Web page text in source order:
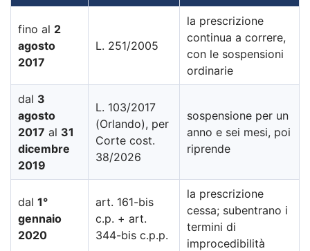
fino al 2
agosto
2017
L. 251/2005
la prescrizione
continua a correre,
con le sospensioni
ordinarie
dal 3
agosto
2017 al 31
dicembre
2019
L. 103/2017
(Orlando), per
Corte cost.
38/2026
sospensione per un
anno e sei mesi, poi
riprende
dal 1°
gennaio
2020
art. 161-bis
c.p. + art.
344-bis c.p.p.
la prescrizione
cessa; subentrano i
termini di
improcedibilità